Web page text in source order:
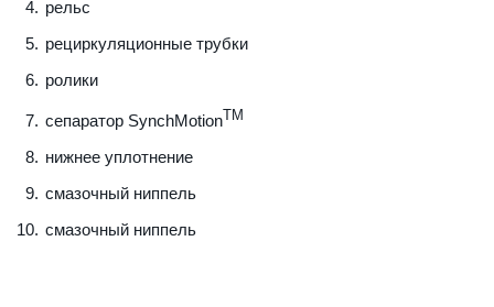
рельс
рециркуляционные трубки
ролики
сепаратор SynchMotion TM
нижнее уплотнение
смазочный ниппель
смазочный ниппель